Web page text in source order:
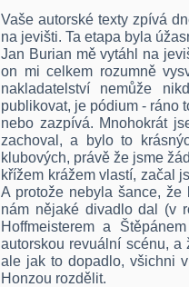
Vaše autorské texty zpívá
na jevišti. Ta etapa byla
Jan Burian mě vytáhl na
on mi celkem rozumně
nakladatelství nemůže
publikovat, je pódium - ráno
nebo zazpívá. Mnohokrát
zachoval, a bylo to
klubových, právě že jsme
křížem krážem vlastí, začal
A protože nebyla šance,
nám nějaké divadlo dal (v
Hoffmeisterem a
autorskou revuální scénu,
ale jak to dopadlo, všichni
Honzou rozdělit.